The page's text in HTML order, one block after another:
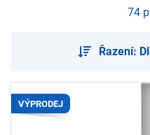
74
Řazení:
VÝPRODEJ